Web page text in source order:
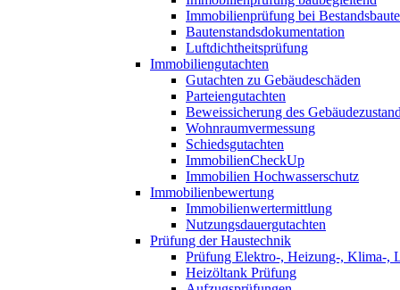
Immobilienprüfung bei
Bautenstandsdokumentation
Luftdichtheitsprüfung
Immobiliengutachten
Gutachten zu Gebäudeschäden
Parteiengutachten
Beweissicherung des
Wohnraumvermessung
Schiedsgutachten
ImmobilienCheckUp
Immobilien Hochwasserschutz
Immobilienbewertung
Immobilienwertermittlung
Nutzungsdauergutachten
Prüfung der Haustechnik
Prüfung Elektro-, Heizung-, Klima-,
Heizöltank Prüfung